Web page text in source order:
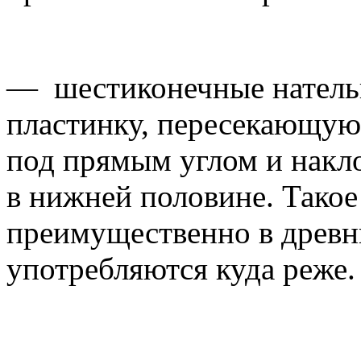
— шестиконечные
пластинку,
под прямым углом и
в нижней половине.
преимущественно в
употребляются куда реже.